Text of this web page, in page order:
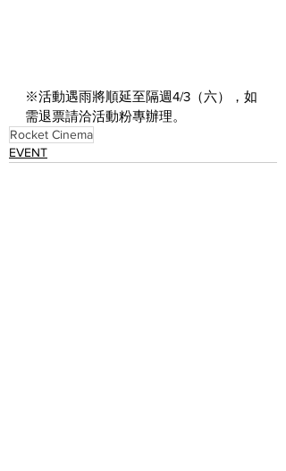
※活動遇雨將順延至隔週4/3（六），如
需退票請洽活動粉專辦理。
Rocket Cinema
EVENT